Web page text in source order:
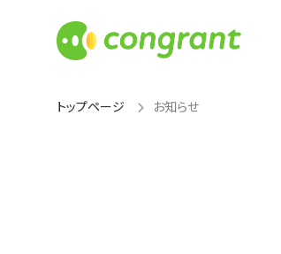
トップページ お知らせ